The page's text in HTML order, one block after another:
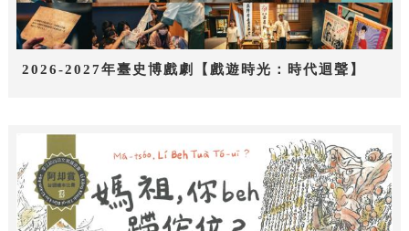
2026-2027年臺史博戲劇【戲遊時光：時代迴聲】